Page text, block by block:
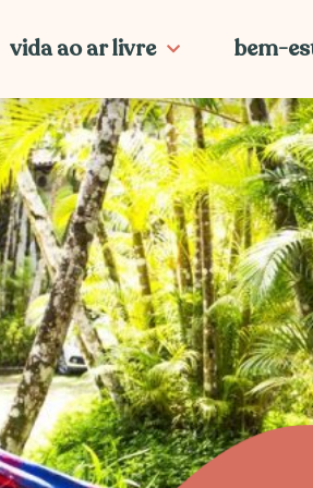
vida ao ar livre bem-